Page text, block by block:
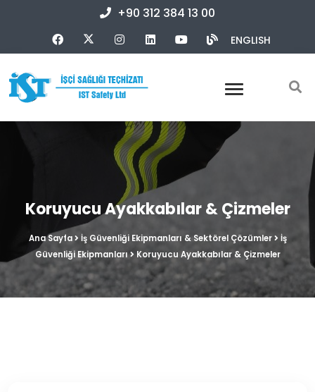
+90 312 384 13 00
ENGLISH
Koruyucu Ayakkabılar & Çizmeler
Ana Sayfa İş Güvenliği Ekipmanları & Sektörel Çözümler
İş
Güvenliği Ekipmanları
Koruyucu Ayakkabılar & Çizmeler